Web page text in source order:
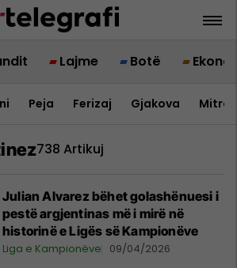
Lajme Botë
Peja Ferizaj Gjakova
738 Artikuj
Julian Alvarez bëhet golashënuesi i
pestë argjentinas më i mirë në
historinë e Ligës së Kampionëve
Liga e Kampionëve 09/04/2026